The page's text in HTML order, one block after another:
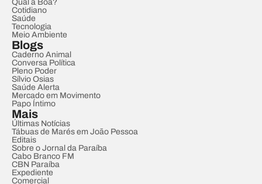
Qual a Boa?
Cotidiano
Saúde
Tecnologia
Meio Ambiente
Blogs
Caderno Animal
Conversa Política
Pleno Poder
Sílvio Osias
Saúde Alerta
Mercado em Movimento
Papo Íntimo
Mais
Últimas Notícias
Tábuas de Marés em João Pessoa
Editais
Sobre o Jornal da Paraíba
Cabo Branco FM
CBN Paraíba
Expediente
Comercial